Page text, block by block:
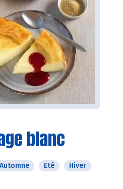
blanc
Automne Eté
Hiver